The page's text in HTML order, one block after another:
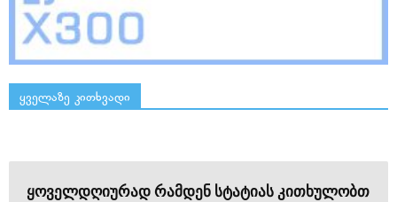
ყველაზე კითხვადი
ყოველდღიურად რამდენ სტატიას კითხულობთ